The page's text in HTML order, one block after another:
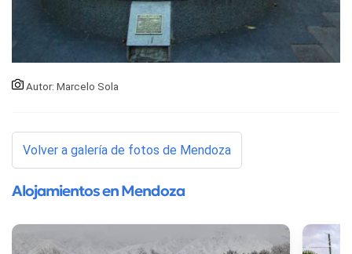
Autor: Marcelo Sola
Volver a galería de fotos de Mendoza
Alojamientos en Mendoza